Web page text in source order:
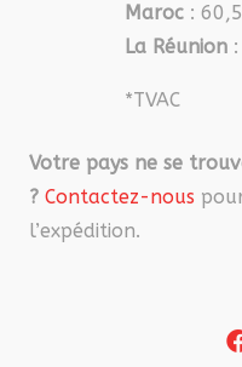
Maroc :
La Réunion
*TVAC
Votre pays ne se
? Contactez-nous
l’expédition.